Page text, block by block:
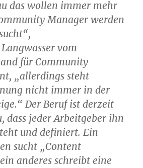
das wollen immer mehr
Manager werden
vom
für Community
„allerdings steht
nicht immer in der
Der Beruf ist derzeit
dass jeder Arbeitgeber ihn
und definiert. Ein
sucht „Content
anderes schreibt eine